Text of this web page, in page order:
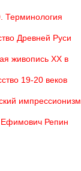
Терминология
Древней Руси
живопись XX в
19-20 веков
импрессионизм
Репин